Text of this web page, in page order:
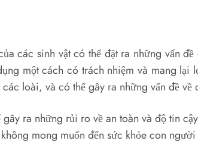
các sinh vật có thể đặt ra những vấn
một cách có trách nhiệm và mang
loài, và có thể gây ra những vấn đề về
ra những rủi ro về an toàn và độ tin
mong muốn đến sức khỏe con